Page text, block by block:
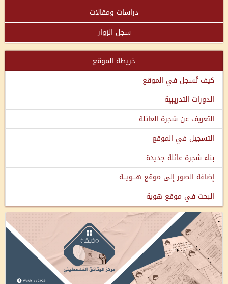
دراسات ومقالات
سجل الزوار
خريطة الموقع
كيف تُسجل في الموقع
الدورات التدريبية
التعريف عن شجرة العائلة
التسجيل في الموقع
بناء شجرة عائلة جديدة
إضافة الصور إلى موقع هـــويـــة
البحث في موقع هوية